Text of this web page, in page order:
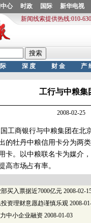
工行与中粮集
2008-02-25
商银行与中粮集团在北
牡丹中粮信用卡分为两类
卡。以中粮联名卡为媒介
高市场占有率。
买入票据近7000亿元 2008-02-
资理财意愿趋谨慎乐观 2008-
中小企业融资 2008-01-03